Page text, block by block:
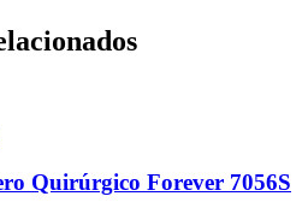
Quirúrgico Forever 7056S